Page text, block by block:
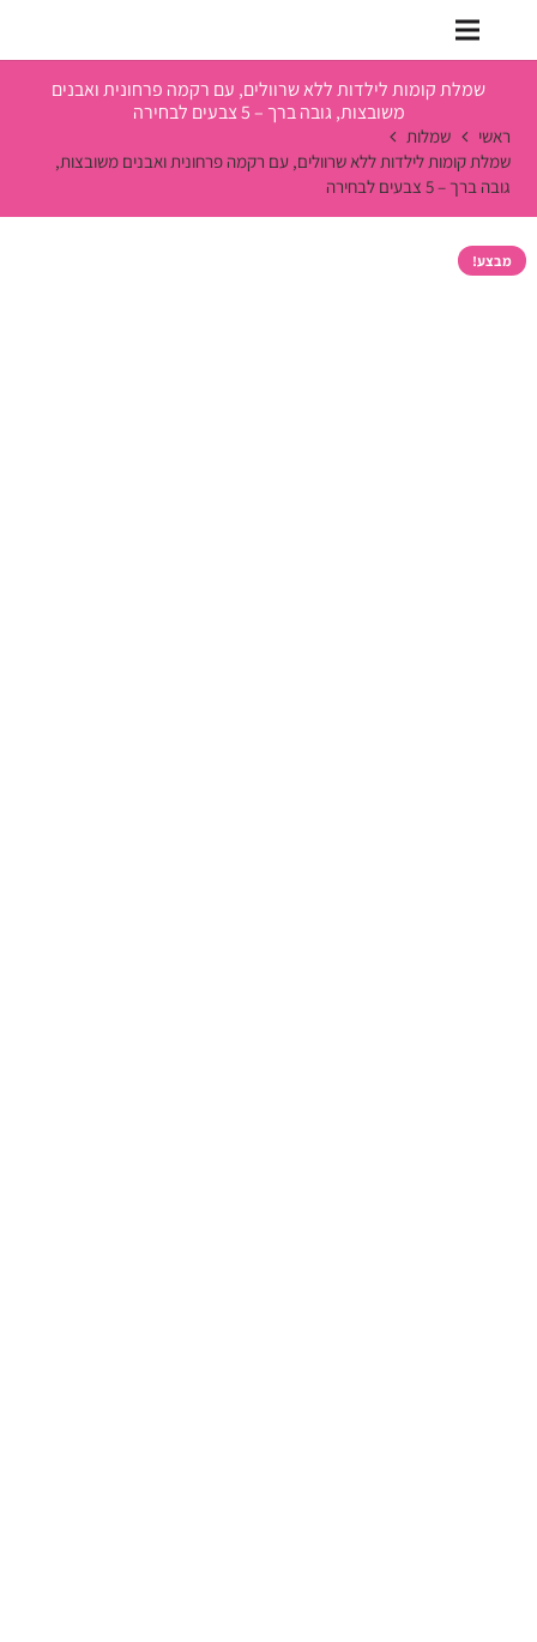
שמלת קומות לילדות ללא שרוולים, עם רקמה פרחונית ואבנים
משובצות, גובה ברך – 5 צבעים לבחירה
ראשי
שמלות
שמלת קומות לילדות ללא שרוולים, עם רקמה פרחונית ואבנים משובצות,
גובה ברך – 5 צבעים לבחירה
מבצע!